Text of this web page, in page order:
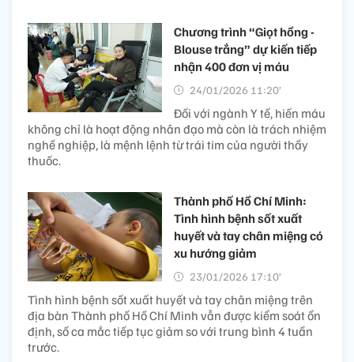
Chương trình “Giọt hồng -
Blouse trắng” dự kiến tiếp
nhận 400 đơn vị máu
24/01/2026 11:20’
Đối với ngành Y tế, hiến máu
không chỉ là hoạt động nhân đạo mà còn là trách nhiệm
nghề nghiệp, là mệnh lệnh từ trái tim của người thầy
thuốc.
Thành phố Hồ Chí Minh:
Tình hình bệnh sốt xuất
huyết và tay chân miệng có
xu hướng giảm
23/01/2026 17:10’
Tình hình bệnh sốt xuất huyết và tay chân miệng trên
địa bàn Thành phố Hồ Chí Minh vẫn được kiểm soát ổn
định, số ca mắc tiếp tục giảm so với trung bình 4 tuần
trước.